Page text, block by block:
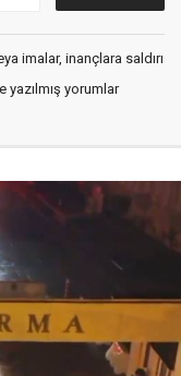
imalar, inançlara saldırı
yazılmış yorumlar